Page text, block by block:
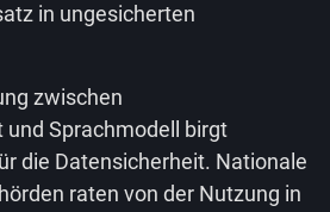
in ungesicherten
zwischen
Sprachmodell birgt
die Datensicherheit. Nationale
raten von der Nutzung in